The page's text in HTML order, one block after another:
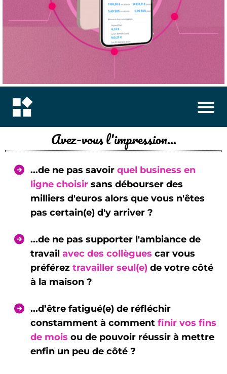
Avez-vous l'impression...
...de ne pas savoir quel business en
ligne choisir sans débourser des
milliers d'euros alors que vous n'êtes
pas certain(e) d'y arriver ?
...de ne pas supporter l'ambiance de
travail avec des collègues car vous
préférez travailler seul(e) de votre côté
à la maison ?
...d’être fatigué(e) de réfléchir
constamment à comment finir vos fins
de mois ou de pouvoir réussir à mettre
enfin un peu de côté ?